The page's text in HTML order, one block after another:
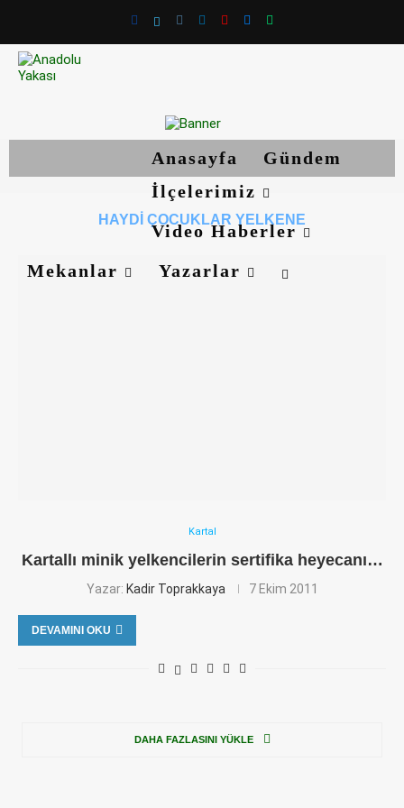
Anasayfa
Gündem
İlçelerimiz
Video Haberler
Mekanlar
Yazarlar
HAYDI ÇOCUKLAR YELKENE
Kartal
Kartallı minik yelkencilerin sertifika heyecanı…
Yazar: Kadir Toprakkaya 7 Ekim 2011
DEVAMINI OKU
DAHA FAZLASINI YÜKLE